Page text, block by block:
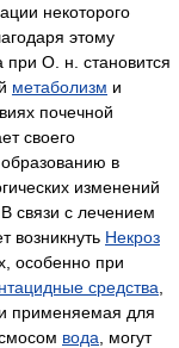
некоторого
этому
при О. н. становится
метаболизм и
почечной
своего
в
изменений
связи с лечением
возникнуть Некроз
особенно при
средства
применяемая для
вода , могут